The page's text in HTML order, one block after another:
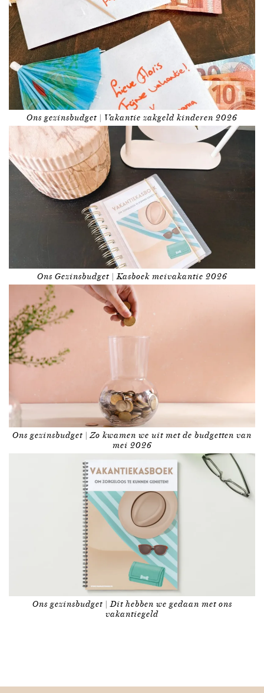
Ons gezinsbudget | Vakantie zakgeld kinderen 2026
Ons Gezinsbudget | Kasboek meivakantie 2026
Ons gezinsbudget | Zo kwamen we uit met de budgetten van
mei 2026
Ons gezinsbudget | Dit hebben we gedaan met ons
vakantiegeld